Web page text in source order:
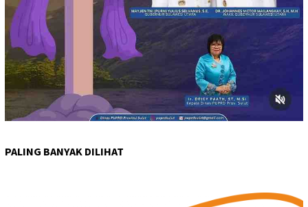
PALING BANYAK DILIHAT